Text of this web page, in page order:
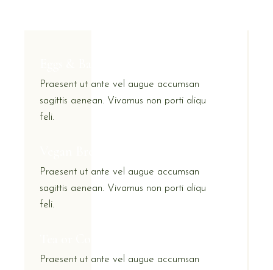
Praesent ut ante vel augue accumsan
sagittis aenean. Vivamus non porti aliqu
feli.
Praesent ut ante vel augue accumsan
sagittis aenean. Vivamus non porti aliqu
feli.
Praesent ut ante vel augue accumsan